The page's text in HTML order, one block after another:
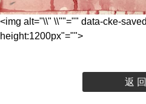
<img alt="\\" \\""="" data-cke-
height:1200px"="">
返 回